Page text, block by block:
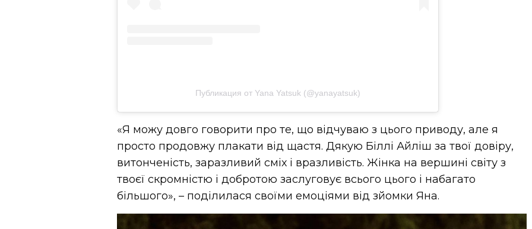
Публикация от Yana Yatsuk (@yanayatsuk)
«Я можу довго говорити про те, що відчуваю з цього приводу, але я
просто продовжу плакати від щастя. Дякую Біллі Айліш за твої довіру,
витонченість, заразливий сміх і вразливість. Жінка на вершині світу з
твоєї скромністю і добротою заслуговує всього цього і набагато
більшого», – поділилася своїми емоціями від зйомки Яна.